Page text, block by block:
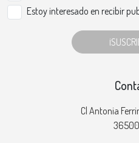
Estoy interesado en recibir
Cl Antonia